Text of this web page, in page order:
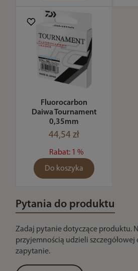
Fluorocarbon
Daiwa Tournament
0,35mm
44,54 zł
Rabat: 1 %
Do koszyka
Pytania do produktu
Zadaj pytanie dotyczące produktu.
przyjemnością udzieli
zapytanie.